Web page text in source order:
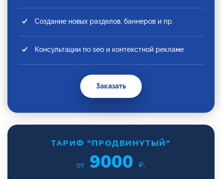
Создание новых разделов, баннеров и пр.
Консультации по seo и контекстной рекламе
Заказать
ТАРИФ "ПРОДВИНУТЫЙ"
от 9000 ₽.